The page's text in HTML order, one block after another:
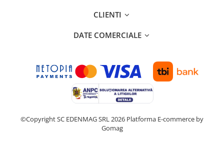
CLIENTI
DATE COMERCIALE
©Copyright SC EDENMAG SRL 2026 Platforma E-commerce by
Gomag